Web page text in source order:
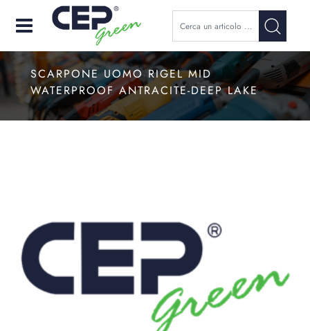
Open
SCARPONE UOMO RIGEL MID
WATERPROOF ANTRACITE-DEEP LAKE